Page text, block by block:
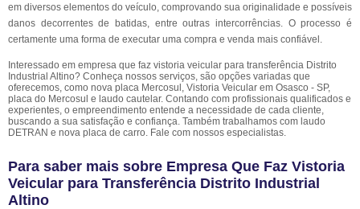
em diversos elementos do veículo, comprovando sua originalidade e possíveis
danos decorrentes de batidas, entre outras intercorrências. O processo é
certamente uma forma de executar uma compra e venda mais confiável.
Interessado em empresa que faz vistoria veicular para transferência Distrito
Industrial Altino? Conheça nossos serviços, são opções variadas que
oferecemos, como nova placa Mercosul, Vistoria Veicular em Osasco - SP,
placa do Mercosul e laudo cautelar. Contando com profissionais qualificados e
experientes, o empreendimento entende a necessidade de cada cliente,
buscando a sua satisfação e confiança. Também trabalhamos com laudo
DETRAN e nova placa de carro. Fale com nossos especialistas.
Para saber mais sobre Empresa Que Faz Vistoria
Veicular para Transferência Distrito Industrial
Altino